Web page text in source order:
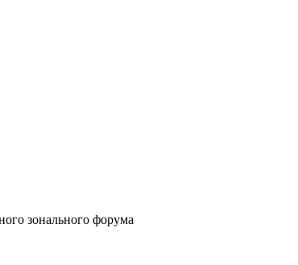
зонального форума